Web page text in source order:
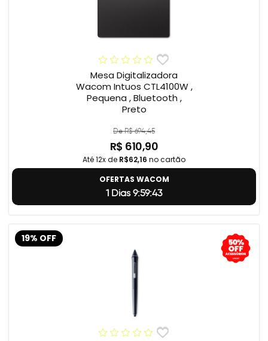
Mesa Digitalizadora
Wacom Intuos CTL4100W ,
Pequena , Bluetooth ,
Preto
De R$ 694,45
R$ 610,90
Até 12x de R$62,16 no cartão
OFERTAS WACOM
1 Dias 9:59:42
19% OFF